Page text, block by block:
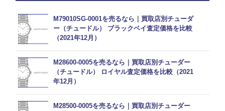
M79010SG-0001を売るなら｜買取店別チューダ
ー（チュードル） ブラックベイ査定価格を比較
（2021年12月）
M28600-0005を売るなら｜買取店別チューダー
（チュードル） ロイヤル査定価格を比較（2021
年12月）
M28500-0005を売るなら｜買取店別チューダー